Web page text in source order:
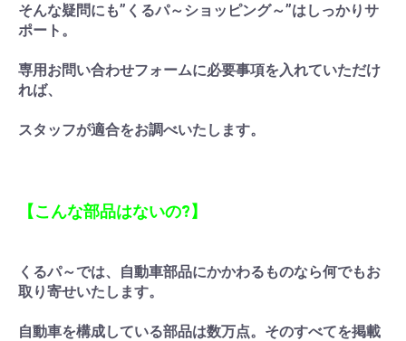
お買い物を続ける カートへ進む
そんな疑問にも”くるパ～ショッピング～”はしっかりサ
ポート。
専用お問い合わせフォームに必要事項を入れていただけ
れば、
スタッフが適合をお調べいたします。
【こんな部品はないの?】
くるパ～では、自動車部品にかかわるものなら何でもお
取り寄せいたします。
自動車を構成している部品は数万点。そのすべてを掲載